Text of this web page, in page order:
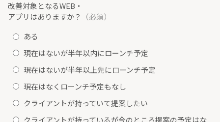
改善対象となるWEB・
アプリはありますか？
（必須）
ある
現在はないが半年以内にローンチ予定
現在はないが半年以上先にローンチ予定
現在はなくローンチ予定もなし
クライアントが持っていて提案したい
クライアントが持っているが今のところ提案の予定はな